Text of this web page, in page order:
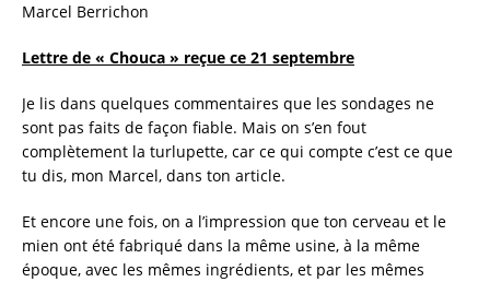
Marcel Berrichon
Lettre de « Chouca » reçue ce 21 septembre
Je lis dans quelques commentaires que les sondages ne
sont pas faits de façon fiable. Mais on s’en fout
complètement la turlupette, car ce qui compte c’est ce que
tu dis, mon Marcel, dans ton article.
Et encore une fois, on a l’impression que ton cerveau et le
mien ont été fabriqué dans la même usine, à la même
époque, avec les mêmes ingrédients, et par les mêmes